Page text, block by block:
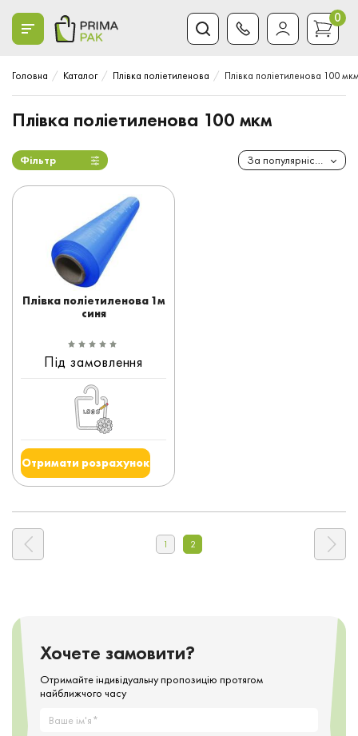
0
Головна Каталог Плівка поліетиленова Плівка поліетиленова 100
Плівка поліетиленова 100 мкм
Фільтр За популярністю
Плівка поліетиленова 1м
синя
Під замовлення
Отримати розрахунок
1 2
Хочете замовити?
Отримайте індивідуальну пропозицію протягом
найближчого часу